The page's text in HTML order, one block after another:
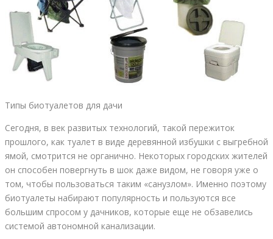
Типы биотуалетов для дачи
Сегодня, в век развитых технологий, такой пережиток
прошлого, как туалет в виде деревянной избушки с выгребной
ямой, смотрится не органично. Некоторых городских жителей
он способен повергнуть в шок даже видом, не говоря уже о
том, чтобы пользоваться таким «санузлом». Именно поэтому
биотуалеты набирают популярность и пользуются все
большим спросом у дачников, которые еще не обзавелись
системой автономной канализации.